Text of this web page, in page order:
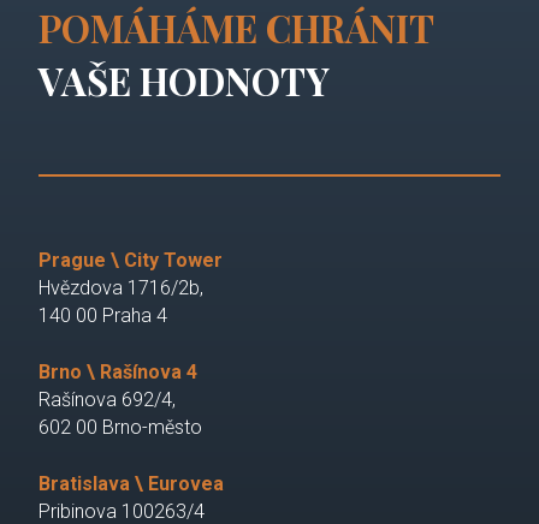
POMÁHÁME CHRÁNIT
VAŠE HODNOTY
Prague \ City Tower
Hvězdova 1716/2b,
140 00 Praha 4
Brno \ Rašínova 4
Rašínova 692/4,
602 00 Brno-město
Bratislava \ Eurovea
Pribinova 100263/4